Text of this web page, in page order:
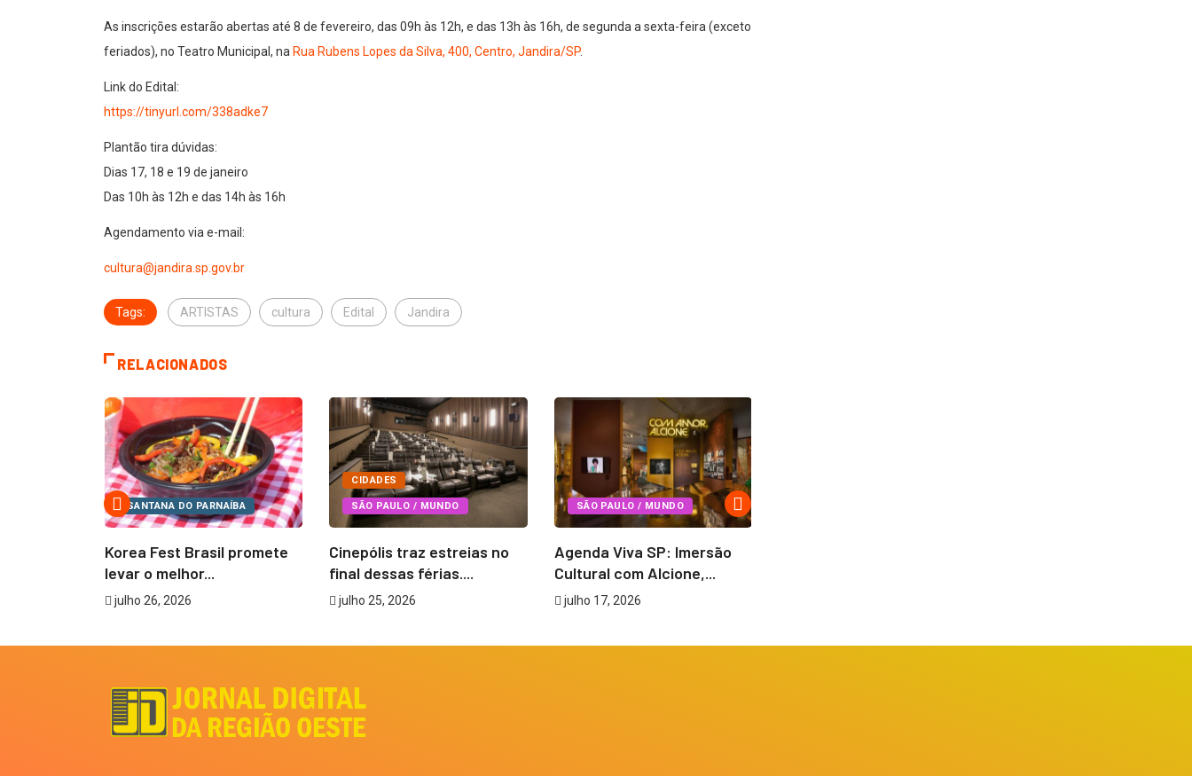
As inscrições estarão abertas até 8 de fevereiro, das 09h às 12h, e das 13h às 16h, de segunda a sexta-feira (exceto
feriados), no Teatro Municipal, na Rua Rubens Lopes da Silva, 400, Centro, Jandira/SP.
Link do Edital:
https://tinyurl.com/338adke7
Plantão tira dúvidas:
Dias 17, 18 e 19 de janeiro
Das 10h às 12h e das 14h às 16h
Agendamento via e-mail:
cultura@jandira.sp.gov.br
Tags: ARTISTAS cultura Edital Jandira
RELACIONADOS
SANTANA DO PARNAÍBA
Korea Fest Brasil promete
levar o melhor...
julho 26, 2026
CIDADES
SÃO PAULO / MUNDO
Cinepólis traz estreias no
final dessas férias....
julho 25, 2026
SÃO PAULO / MUNDO
Agenda Viva SP: Imersão
Cultural com Alcione,...
julho 17, 2026